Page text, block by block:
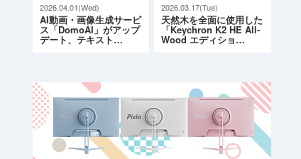
2026.04.01(Wed)
AI動画・画像生成サービ
ス「DomoAI」がアップ
デート、テキスト…
2026.03.17(Tue)
天然木を全面に使用した
「Keychron K2 HE All-
Wood エディショ…